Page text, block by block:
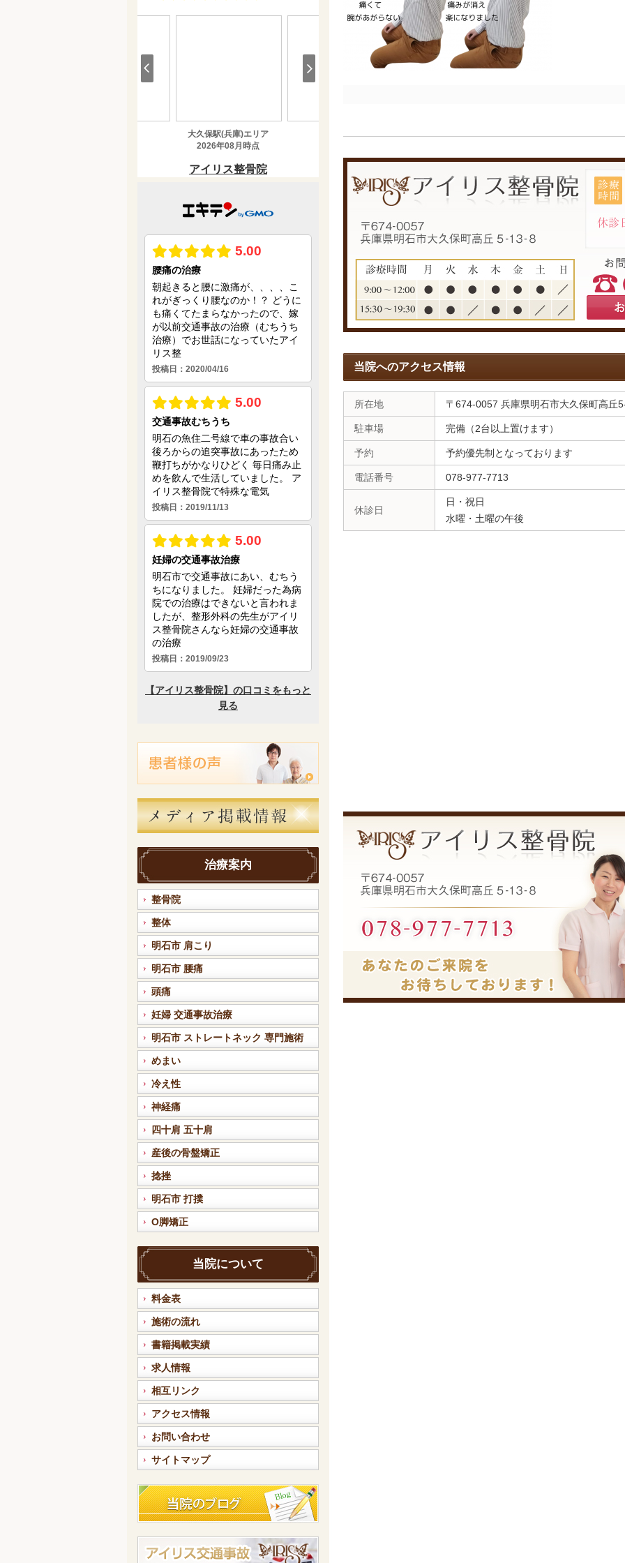
当院へのアクセス情報
所在地 〒674-0057 兵庫県明石市大久保町高丘
駐車場 完備（2台以上置けます）
予約 予約優先制となっております
電話番号 078-977-7713
休診日
日・祝日
水曜・土曜の午後
治療案内
整骨院
整体
明石市 肩こり
明石市 腰痛
頭痛
妊婦 交通事故治療
明石市 ストレートネック 専門施術
めまい
冷え性
神経痛
四十肩 五十肩
産後の骨盤矯正
捻挫
明石市 打撲
O脚矯正
当院について
料金表
施術の流れ
書籍掲載実績
求人情報
相互リンク
アクセス情報
お問い合わせ
サイトマップ